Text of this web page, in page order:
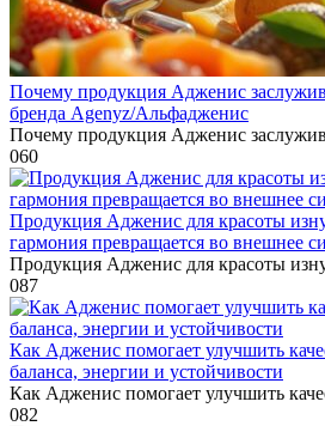
Почему продукция Адженис
бренда Agenyz/Альфадженис
Почему продукция Адженис
060
Продукция Адженис для красоты
гармония превращается во внешнее
Продукция Адженис для красоты
087
Как Адженис помогает улучшить
баланса, энергии и устойчивости
Как Адженис помогает улучшить
082